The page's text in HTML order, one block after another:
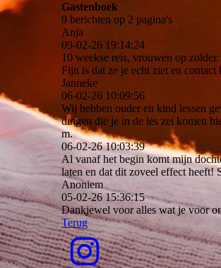
Gastenboek
9 berichten op 2 pagina's
Anja
09-02-26 19:14:24
10 weekse reis, vrouwen op
Fijn is dat ze je echt ziet en
Janneke
06-02-26 10:09:56
Wij hebben ouder en kind lessen
dingen die je in de les zei komen
m.
06-02-26 10:03:39
Al vanaf het begin komt mijn
laten en dat dit zoveel effect heeft!
Anoniem
05-02-26 15:36:15
Dankjewel voor alles wat je voor
Terug